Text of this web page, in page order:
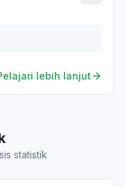
lebih lanjut
statistik